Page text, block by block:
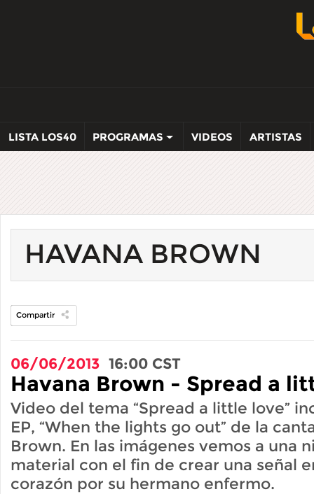
LISTA LOS40 PROGRAMAS VIDEOS ARTISTAS
HAVANA BROWN
Compartir
06/06/2013 16:00 CST
Havana Brown - Spread a
Video del tema “Spread a little love”
EP, “When the lights go out” de la
Brown. En las imágenes vemos a una
material con el fin de crear una señal
corazón por su hermano enfermo.